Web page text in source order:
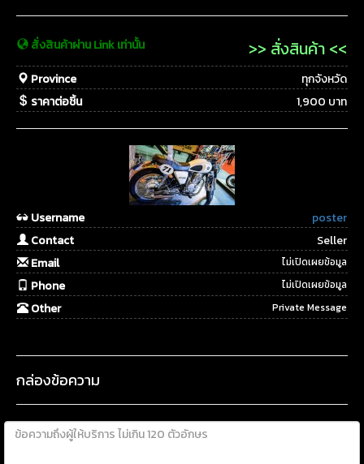
>> สั่งสินค้า <<
สั่งสินค้าผ่าน Link เท่านั้น
ทุกจังหวัด
Province
1,900 บาท
ราคาต่อชิ้น
poster
Username
Seller
Contact
ไม่เปิดเผยข้อมูล
Email
ไม่เปิดเผยข้อมูล
Phone
Private Message
Other
กล่องข้อความ